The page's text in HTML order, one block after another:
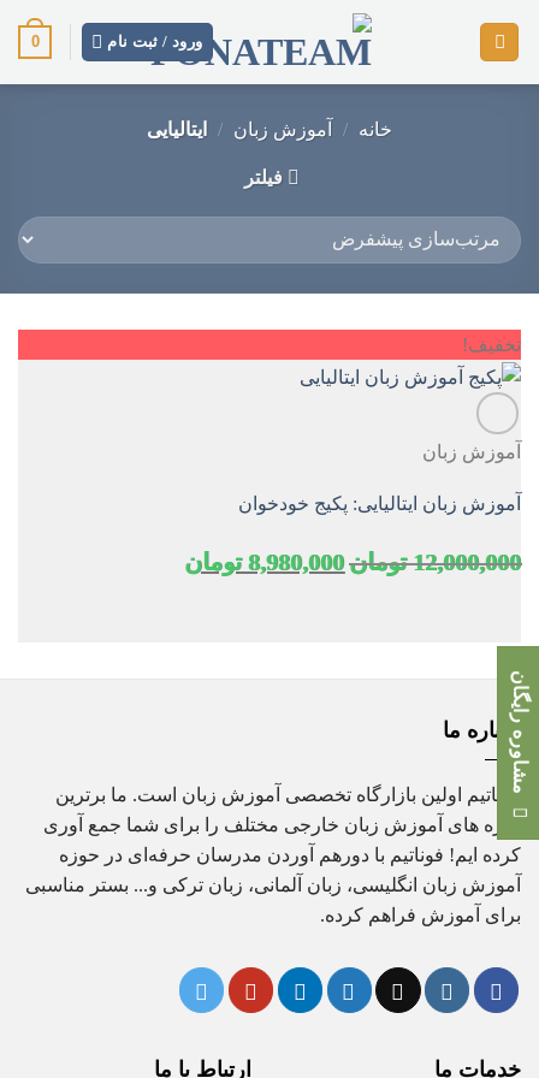
ورود / ثبت نام 0
خانه / آموزش زبان / ایتالیایی
فیلتر
تخفیف!
آموزش زبان
آموزش زبان ایتالیایی: پکیج خودخوان
12,000,000 تومانقیمت
8,980,000 تومان
درباره ما
فوناتیم اولین بازارگاه تخصصی آموزش زبان است. ما برترین
دوره های آموزش زبان خارجی مختلف را برای شما جمع آوری
کرده ایم! فوناتیم با دورهم آوردن مدرسان حرفه‌ای در حوزه
آموزش زبان انگلیسی، زبان آلمانی، زبان ترکی و... بستر مناسبی
برای آموزش فراهم کرده.
خدمات ما ارتباط با ما
مشاوره رایگان